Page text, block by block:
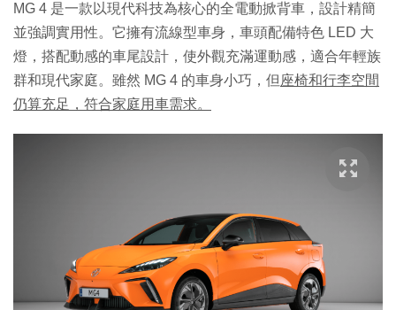
MG 4 是一款以現代科技為核心的全電動掀背車，設計精簡
並強調實用性。它擁有流線型車身，車頭配備特色 LED 大
燈，搭配動感的車尾設計，使外觀充滿運動感，適合年輕族
群和現代家庭。雖然 MG 4 的車身小巧，但 座椅和行李空間
仍算充足，符合家庭用車需求。